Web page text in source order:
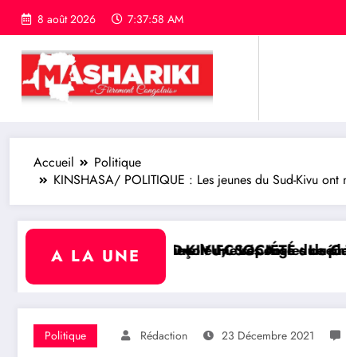
8 août 2026 7:38:00 AM
Accueil
Politique
KINSHASA/ POLITIQUE : Les jeunes du Sud-Kivu
A LA UNE
Congo
sénateur Rick Scott sur la protection du
philanthrope Frank Mwaka Kubihamushizi
RDC/ POLITIQUE :
Politique Rédaction 23 Décembre 2021